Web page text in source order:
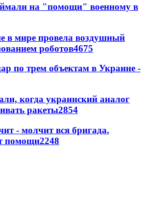
на "помощи" военному в
в мире провела воздушный
роботов4675
по трем объектам в Украине -
когда украинский аналог
ракеты2854
- молчит вся бригада.
помощи2248